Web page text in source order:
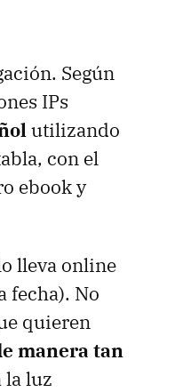
Según
IPs
utilizando
con el
ebook y
lleva online
fecha). No
quieren
manera tan
la luz